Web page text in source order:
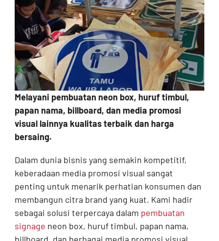
Contact
Melayani pembuatan neon box, huruf timbul,
papan nama, billboard, dan media promosi
visual lainnya kualitas terbaik dan harga
bersaing.
Dalam dunia bisnis yang semakin kompetitif,
keberadaan media promosi visual sangat
penting untuk menarik perhatian konsumen dan
membangun citra brand yang kuat. Kami hadir
sebagai solusi terpercaya dalam pembuatan
signage neon box, huruf timbul, papan nama,